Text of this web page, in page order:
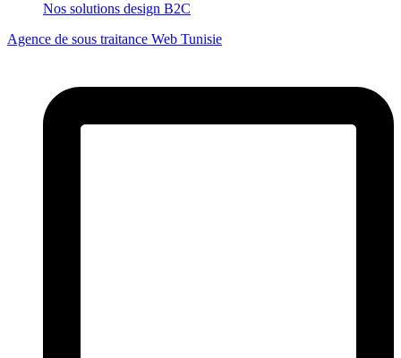
Nos solutions design B2C
Agence de sous traitance Web Tunisie